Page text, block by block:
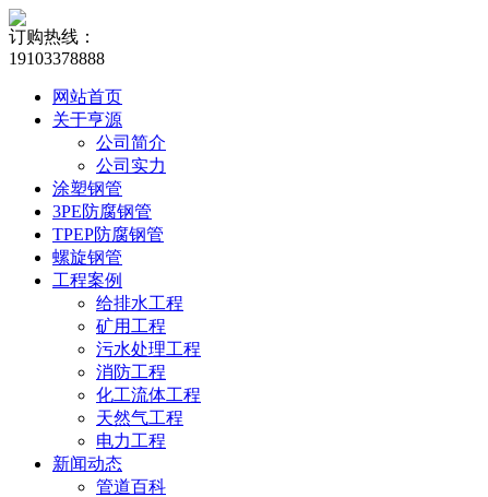
订购热线：
19103378888
网站首页
关于亨源
公司简介
公司实力
涂塑钢管
3PE防腐钢管
TPEP防腐钢管
螺旋钢管
工程案例
给排水工程
矿用工程
污水处理工程
消防工程
化工流体工程
天然气工程
电力工程
新闻动态
管道百科